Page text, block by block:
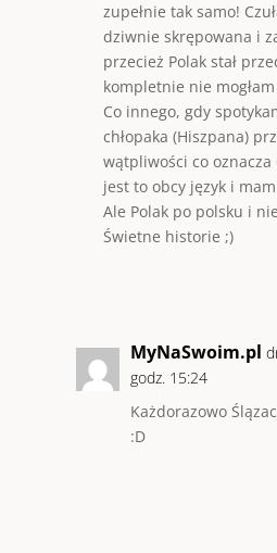
zupełnie tak samo!
dziwnie skrępowana i
przecież Polak stał
kompletnie nie
Co innego, gdy
chłopaka (Hiszpana)
wątpliwości co oznacza
jest to obcy język i
Ale Polak po polsku i
Świetne historie ;)
MyNaSwoim.pl
godz. 15:24
Każdorazowo
:D